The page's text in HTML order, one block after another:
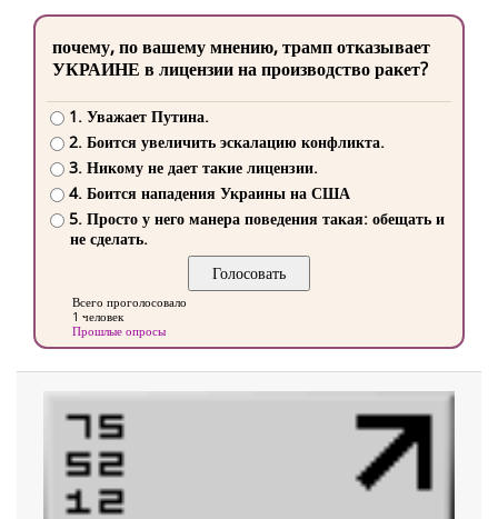
почему, по вашему мнению, трамп отказывает
УКРАИНЕ в лицензии на производство ракет?
1. Уважает Путина.
2. Боится увеличить эскалацию конфликта.
3. Никому не дает такие лицензии.
4. Боится нападения Украины на США
5. Просто у него манера поведения такая: обещать и
не сделать.
Всего проголосовало
1 человек
Прошлые опросы